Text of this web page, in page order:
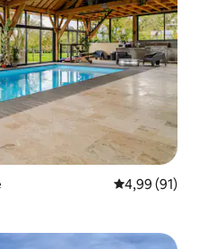
Note
4,99 (91)